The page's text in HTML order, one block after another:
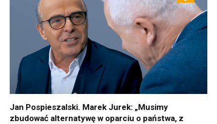
Jan Pospieszalski. Marek Jurek: „Musimy
zbudować alternatywę w oparciu o państwa, z